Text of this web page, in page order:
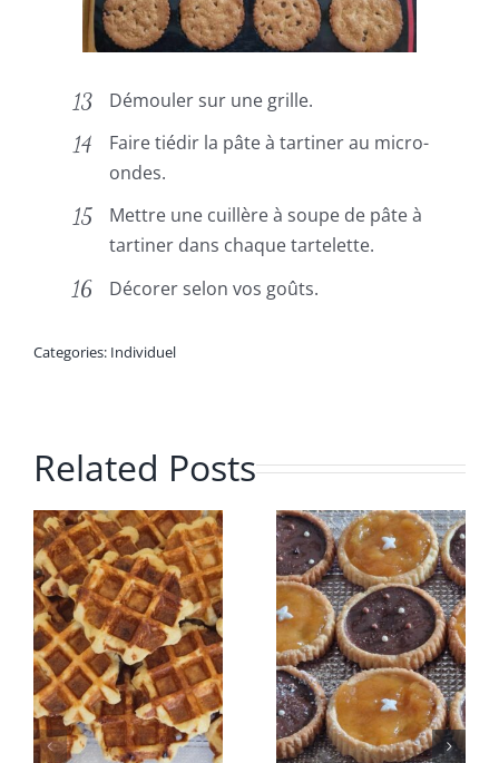
Démouler sur une grille.
Faire tiédir la pâte à tartiner au micro-
ondes.
Mettre une cuillère à soupe de pâte à
tartiner dans chaque tartelette.
Décorer selon vos goûts.
Categories: Individuel
Related Posts